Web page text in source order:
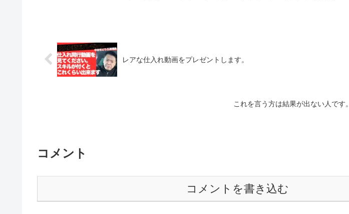
レアな仕入れ動画をプレゼントします。
これを言う方は結果が出ない人です。
コメント
コメントを書き込む